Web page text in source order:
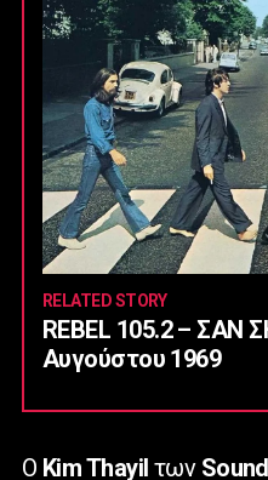
RELATED STORY
REBEL 105.2 – ΣΑΝ
Αυγούστου 1969
Ο Kim Thayil των